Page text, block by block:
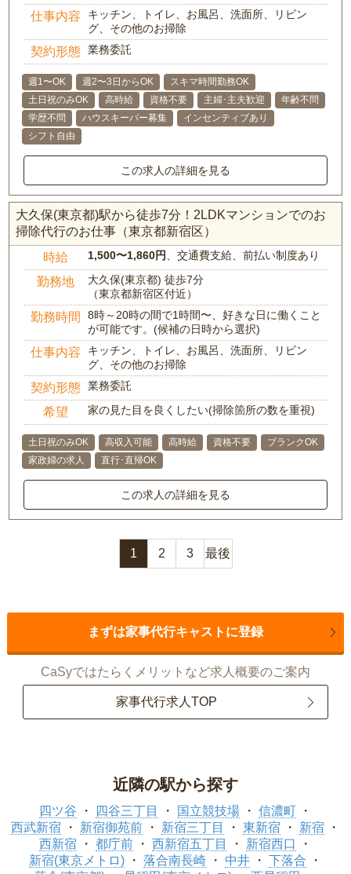
仕事内容
キッチン、トイレ、お風呂、洗面所、リビン
グ、その他のお掃除
契約形態 業務委託
週1〜OK 週2〜3日からOK
スキマ時間勤務OK
土日祝のみOK
高時給 資格不要 主婦･主夫歓迎
年齢不問
学歴不問
ハウスキーパー募集
インセンティブあり
シフト自由
この求人の詳細を見る
大久保(東京都)駅から徒歩7分！2LDKマンションでのお
掃除代行のお仕事（東京都新宿区）
時給 1,500〜1,860円 、交通費支給、前払い制度あり
勤務地
大久保(東京都) 徒歩7分
（東京都新宿区付近）
勤務時間
8時～20時の間で1時間〜、好きな日に働くこと
が可能です。(候補の日時から選択)
仕事内容
キッチン、トイレ、お風呂、洗面所、リビン
グ、その他のお掃除
契約形態 業務委託
希望 家の見た目を良くしたい(掃除箇所の数を重視)
土日祝のみOK 高収入可能 高時給 資格不要
ブランクOK
家政婦の求人
直行･直帰OK
この求人の詳細を見る
1 2 3 最後
まずは家事代行キャストに登録
CaSyではたらくメリットなど求人概要のご案内
家事代行求人TOP
近隣の駅から探す
四ツ谷 四谷三丁目 国立競技場
信濃町
西武新宿
新宿御苑前 新宿三丁目 東新宿
新宿
西新宿
都庁前 西新宿五丁目
新宿西口
新宿(東京メトロ)
落合南長崎 中井
下落合